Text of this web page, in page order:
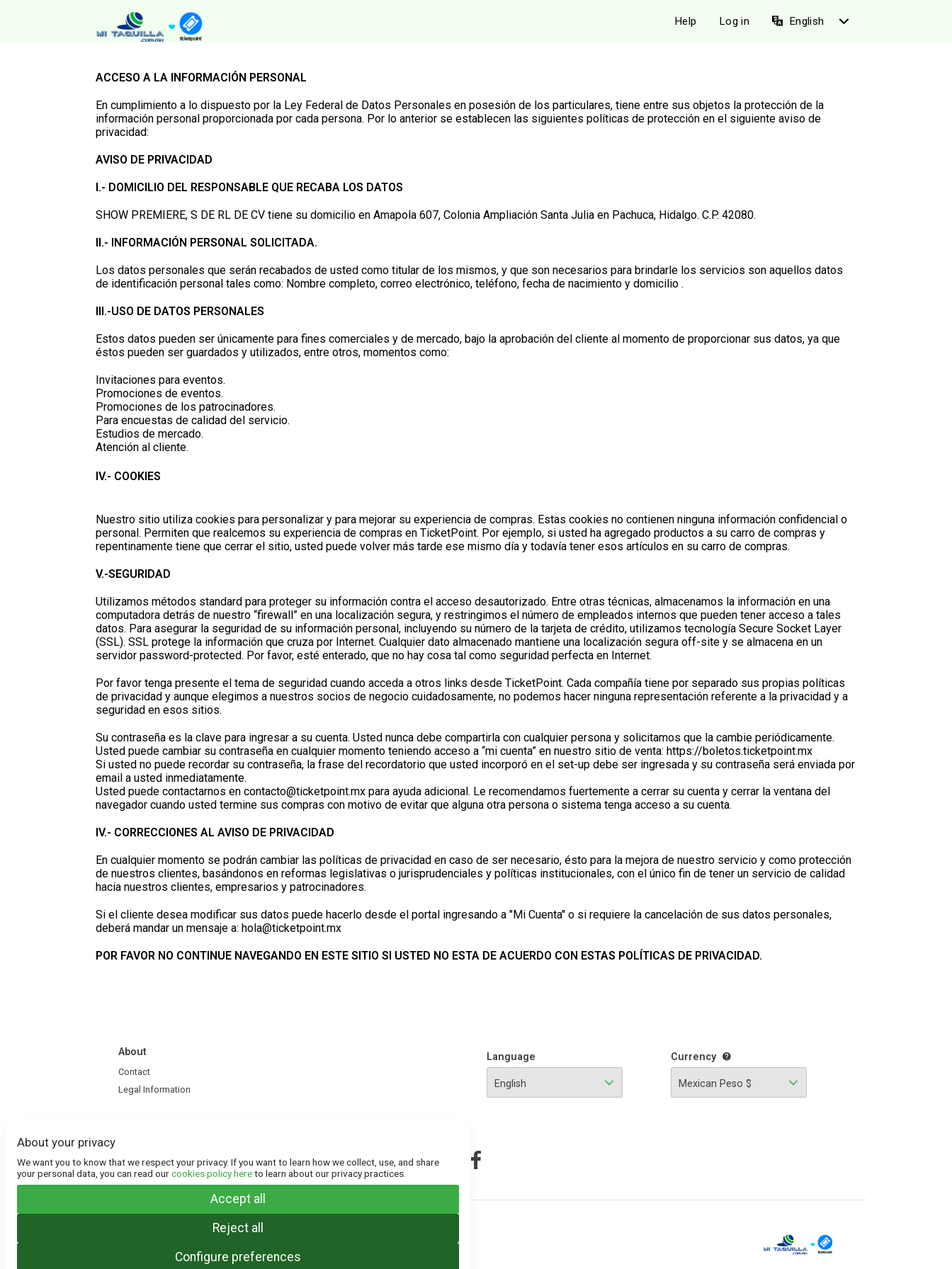
English
Log in
Help
About your privacy
We want you to know that we respect your privacy. If you want to learn how we collect, use, and share
your personal data, you can read ourcookies policy hereto learn about our privacy practices.
Accept all
Reject all
Configure preferences
ACCESO A LA INFORMACIÓN PERSONAL
En cumplimiento a lo dispuesto por la Ley Federal de Datos Personales en posesión de los particulares, tiene entre sus objetos la protección de la
información personal proporcionada por cada persona. Por lo anterior se establecen las siguientes políticas de protección en el siguiente aviso de
privacidad:
AVISO DE PRIVACIDAD
I.- DOMICILIO DEL RESPONSABLE QUE RECABA LOS DATOS
SHOW PREMIERE, S DE RL DE CV tiene su domicilio en Amapola 607, Colonia Ampliación Santa Julia en Pachuca, Hidalgo. C.P. 42080.
II.- INFORMACIÓN PERSONAL SOLICITADA.
Los datos personales que serán recabados de usted como titular de los mismos, y que son necesarios para brindarle los servicios son aquellos datos
de identificación personal tales como: Nombre completo, correo electrónico, teléfono, fecha de nacimiento y domicilio .
III.-USO DE DATOS PERSONALES
Estos datos pueden ser únicamente para fines comerciales y de mercado, bajo la aprobación del cliente al momento de proporcionar sus datos, ya que
éstos pueden ser guardados y utilizados, entre otros, momentos como:
Invitaciones para eventos.
Promociones de eventos.
Promociones de los patrocinadores.
Para encuestas de calidad del servicio.
Estudios de mercado.
Atención al cliente.
IV.- COOKIES
Nuestro sitio utiliza cookies para personalizar y para mejorar su experiencia de compras. Estas cookies no contienen ninguna información confidencial o
personal. Permiten que realcemos su experiencia de compras en TicketPoint. Por ejemplo, si usted ha agregado productos a su carro de compras y
repentinamente tiene que cerrar el sitio, usted puede volver más tarde ese mismo día y todavía tener esos artículos en su carro de compras.
V.-SEGURIDAD
Utilizamos métodos standard para proteger su información contra el acceso desautorizado. Entre otras técnicas, almacenamos la información en una
computadora detrás de nuestro “firewall” en una localización segura, y restringimos el número de empleados internos que pueden tener acceso a tales
datos. Para asegurar la seguridad de su información personal, incluyendo su número de la tarjeta de crédito, utilizamos tecnología Secure Socket Layer
(SSL). SSL protege la información que cruza por Internet. Cualquier dato almacenado mantiene una localización segura off-site y se almacena en un
servidor password-protected. Por favor, esté enterado, que no hay cosa tal como seguridad perfecta en Internet.
Por favor tenga presente el tema de seguridad cuando acceda a otros links desde TicketPoint. Cada compañía tiene por separado sus propias políticas
de privacidad y aunque elegimos a nuestros socios de negocio cuidadosamente, no podemos hacer ninguna representación referente a la privacidad y a
seguridad en esos sitios.
Su contraseña es la clave para ingresar a su cuenta. Usted nunca debe compartirla con cualquier persona y solicitamos que la cambie periódicamente.
Usted puede cambiar su contraseña en cualquier momento teniendo acceso a “mi cuenta” en nuestro sitio de venta: https://boletos.ticketpoint.mx
Si usted no puede recordar su contraseña, la frase del recordatorio que usted incorporó en el set-up debe ser ingresada y su contraseña será enviada por
email a usted inmediatamente.
Usted puede contactarnos en contacto@ticketpoint.mx para ayuda adicional. Le recomendamos fuertemente a cerrar su cuenta y cerrar la ventana del
navegador cuando usted termine sus compras con motivo de evitar que alguna otra persona o sistema tenga acceso a su cuenta.
IV.- CORRECCIONES AL AVISO DE PRIVACIDAD
En cualquier momento se podrán cambiar las políticas de privacidad en caso de ser necesario, ésto para la mejora de nuestro servicio y como protección
de nuestros clientes, basándonos en reformas legislativas o jurisprudenciales y políticas institucionales, con el único fin de tener un servicio de calidad
hacia nuestros clientes, empresarios y patrocinadores.
Si el cliente desea modificar sus datos puede hacerlo desde el portal ingresando a "Mi Cuenta" o si requiere la cancelación de sus datos personales,
deberá mandar un mensaje a: hola@ticketpoint.mx
POR FAVOR NO CONTINUE NAVEGANDO EN ESTE SITIO SI USTED NO ESTA DE ACUERDO CON ESTAS POLÍTICAS DE PRIVACIDAD.
About
Contact
Legal Information
Language
English
Currency
Mexican Peso $